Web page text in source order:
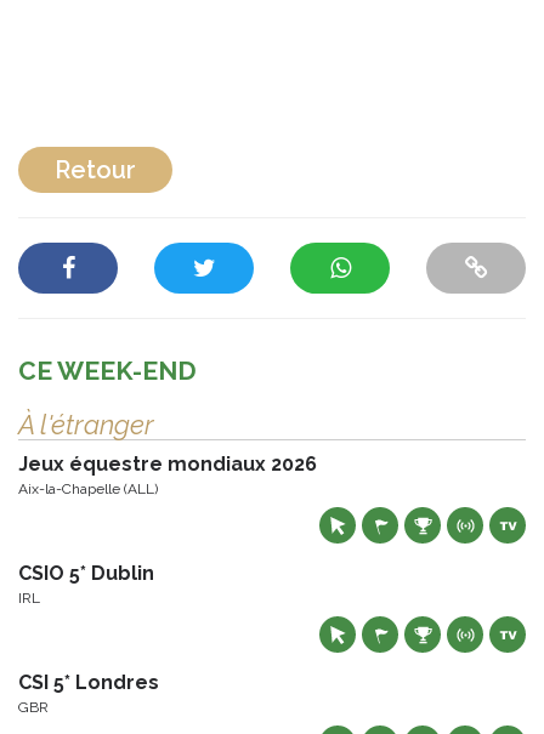
Retour
CE WEEK-END
À l'étranger
Jeux équestre mondiaux 2026
Aix-la-Chapelle (ALL)
CSIO 5* Dublin
IRL
CSI 5* Londres
GBR